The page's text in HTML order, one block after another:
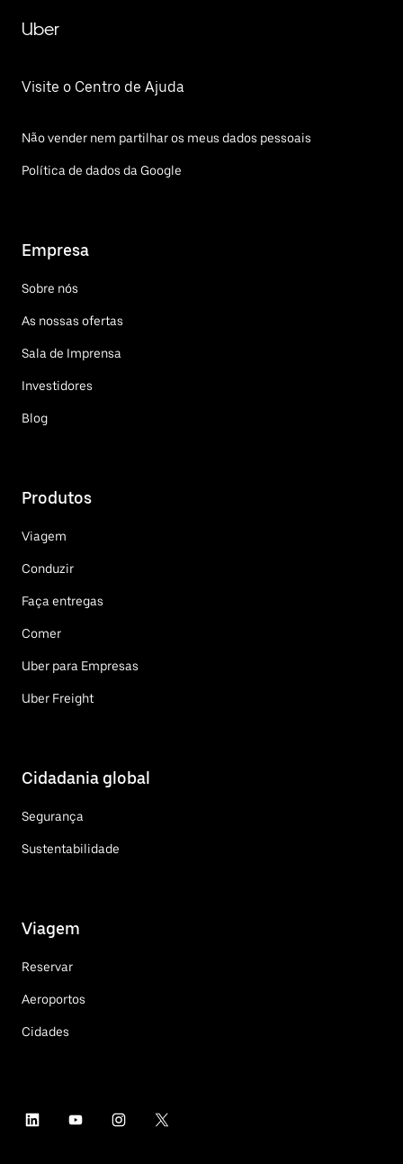
Uber
Visite o Centro de Ajuda
Não vender nem partilhar os meus dados pessoais
Política de dados da Google
Empresa
Sobre nós
As nossas ofertas
Sala de Imprensa
Investidores
Blog
Produtos
Viagem
Conduzir
Faça entregas
Comer
Uber para Empresas
Uber Freight
Cidadania global
Segurança
Sustentabilidade
Viagem
Reservar
Aeroportos
Cidades